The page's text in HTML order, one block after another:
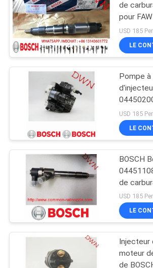
VISITE
D'USINE
CONTRÔLE
QUALITÉ
CONTACTEZ-
NOUS
DEMANDEZ
UNE
CITATION
de
pour
6DL1/
59D/
0000
USD 185
LE
Pompe
LE
BOSCH
de
BOSCH
moteur
LE
Injecteur
moteur
de